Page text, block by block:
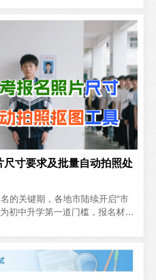
尺寸要求及批量自动拍照处
的关键期，各地市陆续开启“市
初中升学第一道门槛，报名材料